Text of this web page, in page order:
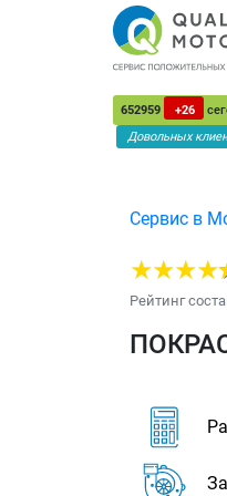
652959 +26
Довольных
Сервис в
Рейтинг